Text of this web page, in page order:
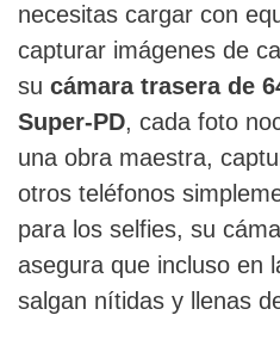
necesitas cargar con
capturar imágenes de
su cámara trasera de
Super-PD, cada foto
una obra maestra,
otros teléfonos
para los selfies, su
asegura que incluso en
salgan nítidas y llenas